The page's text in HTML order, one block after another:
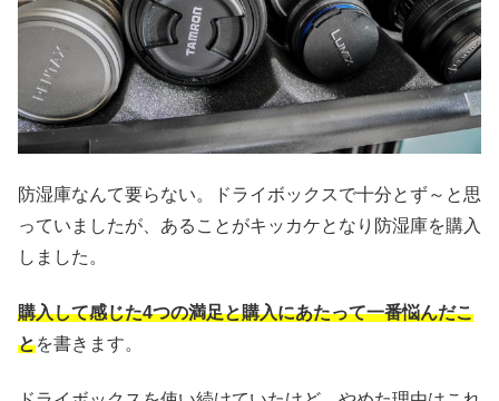
防湿庫なんて要らない。ドライボックスで十分とず～と思
っていましたが、あることがキッカケとなり防湿庫を購入
しました。
購入して感じた4つの満足と購入にあたって一番悩んだこ
とを書きます。